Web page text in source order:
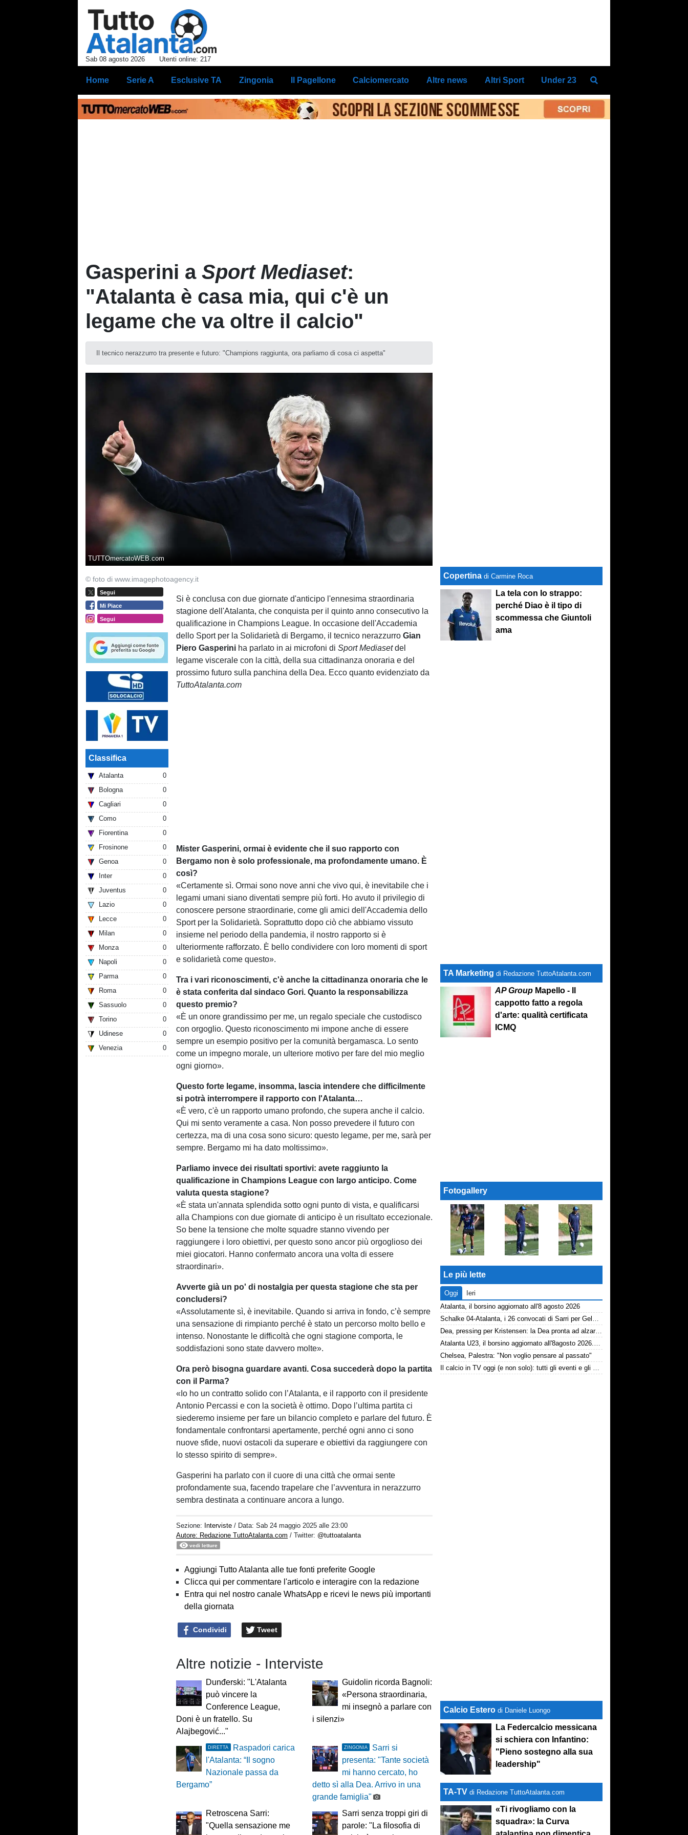
Sab 08 agosto 2026 Utenti online: 217
Home Serie A Esclusive TA Zingonia Il Pagellone Calciomercato Altre news Altri Sport Under 23
Gasperini a Sport Mediaset:
"Atalanta è casa mia, qui c'è un
legame che va oltre il calcio"
Il tecnico nerazzurro tra presente e futuro: "Champions raggiunta, ora parliamo di cosa ci aspetta"
TUTTOmercatoWEB.com
© foto di www.imagephotoagency.it
Segui
Mi Piace
Segui
Classifica
Atalanta
0
Bologna
0
Cagliari
0
Como
0
Fiorentina
0
Frosinone
0
Genoa
0
Inter
0
Juventus
0
Lazio
0
Lecce
0
Milan
0
Monza
0
Napoli
0
Parma
0
Roma
0
Sassuolo
0
Torino
0
Udinese
0
Venezia
0
Si è conclusa con due giornate d'anticipo l'ennesima straordinaria
stagione dell'Atalanta, che conquista per il quinto anno consecutivo la
qualificazione in Champions League. In occasione dell'Accademia
dello Sport per la Solidarietà di Bergamo, il tecnico nerazzurroGian
Piero Gasperini ha parlato in ai microfoni diSport Mediasetdel
legame viscerale con la città, della sua cittadinanza onoraria e del
prossimo futuro sulla panchina della Dea. Ecco quanto evidenziato da
TuttoAtalanta.com
Mister Gasperini, ormai è evidente che il suo rapporto con
Bergamo non è solo professionale, ma profondamente umano. È
così?
«Certamente sì. Ormai sono nove anni che vivo qui, è inevitabile che i
legami umani siano diventati sempre più forti. Ho avuto il privilegio di
conoscere persone straordinarie, come gli amici dell'Accademia dello
Sport per la Solidarietà. Soprattutto dopo ciò che abbiamo vissuto
insieme nel periodo della pandemia, il nostro rapporto si è
ulteriormente rafforzato. È bello condividere con loro momenti di sport
e solidarietà come questo».
Tra i vari riconoscimenti, c'è anche la cittadinanza onoraria che le
è stata conferita dal sindaco Gori. Quanto la responsabilizza
questo premio?
«È un onore grandissimo per me, un regalo speciale che custodisco
con orgoglio. Questo riconoscimento mi impone anche di essere
sempre un esempio positivo per la comunità bergamasca. Lo sento
come un impegno morale, un ulteriore motivo per fare del mio meglio
ogni giorno».
Questo forte legame, insomma, lascia intendere che difficilmente
si potrà interrompere il rapporto con l'Atalanta…
«È vero, c'è un rapporto umano profondo, che supera anche il calcio.
Qui mi sento veramente a casa. Non posso prevedere il futuro con
certezza, ma di una cosa sono sicuro: questo legame, per me, sarà per
sempre. Bergamo mi ha dato moltissimo».
Parliamo invece dei risultati sportivi: avete raggiunto la
qualificazione in Champions League con largo anticipo. Come
valuta questa stagione?
«È stata un'annata splendida sotto ogni punto di vista, e qualificarsi
alla Champions con due giornate di anticipo è un risultato eccezionale.
So bene la tensione che molte squadre stanno vivendo per
raggiungere i loro obiettivi, per questo sono ancor più orgoglioso dei
miei giocatori. Hanno confermato ancora una volta di essere
straordinari».
Avverte già un po' di nostalgia per questa stagione che sta per
concludersi?
«Assolutamente sì, è inevitabile. Quando si arriva in fondo, c’è sempre
una sensazione di rimpianto perché è stato un percorso molto bello e
intenso. Nonostante le difficoltà che ogni stagione comporta, le
soddisfazioni sono state davvero molte».
Ora però bisogna guardare avanti. Cosa succederà dopo la partita
con il Parma?
«Io ho un contratto solido con l’Atalanta, e il rapporto con il presidente
Antonio Percassi e con la società è ottimo. Dopo l’ultima partita ci
siederemo insieme per fare un bilancio completo e parlare del futuro. È
fondamentale confrontarsi apertamente, perché ogni anno ci sono
nuove sfide, nuovi ostacoli da superare e obiettivi da raggiungere con
lo stesso spirito di sempre».
Gasperini ha parlato con il cuore di una città che ormai sente
profondamente sua, facendo trapelare che l’avventura in nerazzurro
sembra destinata a continuare ancora a lungo.
Sezione: Interviste / Data:Sab 24 maggio 2025 alle 23:00
Autore: Redazione TuttoAtalanta.com / Twitter: @tuttoatalanta
vedi letture
Aggiungi Tutto Atalanta alle tue fonti preferite Google
Clicca qui per commentare l'articolo e interagire con la redazione
Entra qui nel nostro canale WhatsApp e ricevi le news più importanti
della giornata
Condividi Tweet
Altre notizie - Interviste
Dunđerski: "L'Atalanta
può vincere la
Conference League,
Doni è un fratello. Su
Alajbegović..."
Guidolin ricorda Bagnoli:
«Persona straordinaria,
mi insegnò a parlare con
i silenzi»
DIRETTA
Raspadori carica
l'Atalanta: “Il sogno
Nazionale passa da
Bergamo”
ZINGONIA
Sarri si
presenta: "Tante società
mi hanno cercato, ho
detto sì alla Dea. Arrivo in una
grande famiglia"
Retroscena Sarri:
"Quella sensazione me
Sarri senza troppi giri di
parole: "La filosofia di
Copertina di Carmine Roca
La tela con lo strappo:
perché Diao è il tipo di
scommessa che Giuntoli
ama
TA Marketing di Redazione TuttoAtalanta.com
AP Group Mapello - Il
cappotto fatto a regola
d'arte: qualità certificata
ICMQ
Fotogallery
Le più lette
Oggi
Ieri
Atalanta, il borsino aggiornato all'8 agosto 2026
Schalke 04-Atalanta, i 26 convocati di Sarri per Gelsenkirchen
Dea, pressing per Kristensen: la Dea pronta ad alzare l'offerta all'Udinese
Atalanta U23, il borsino aggiornato all'8agosto 2026. Cantiere aperto per Beati
Chelsea, Palestra: "Non voglio pensare al passato"
Il calcio in TV oggi (e non solo): tutti gli eventi e gli orari
Calcio Estero di Daniele Luongo
La Federcalcio messicana
si schiera con Infantino:
"Pieno sostegno alla sua
leadership"
TA-TVdi Redazione TuttoAtalanta.com
«Ti rivogliamo con la
squadra»: la Curva